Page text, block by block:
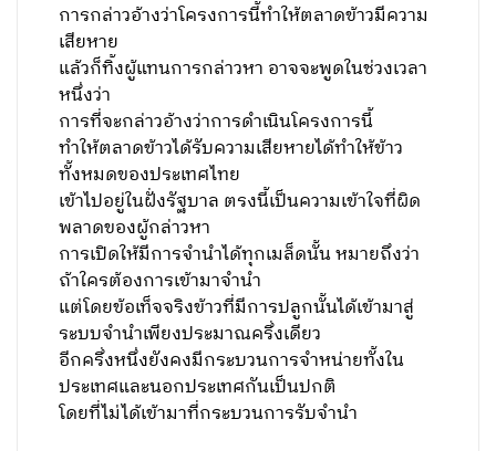
การกล่าวอ้างว่าโครงการนี้ทำให้ตลาดข้าวมีความ
เสียหาย
แล้วก็ทิ้งผู้แทนการกล่าวหา อาจจะพูดในช่วงเวลา
หนึ่งว่า
การที่จะกล่าวอ้างว่าการดำเนินโครงการนี้
ทำให้ตลาดข้าวได้รับความเสียหายได้ทำให้ข้าว
ทั้งหมดของประเทศไทย
เข้าไปอยู่ในฝั่งรัฐบาล ตรงนี้เป็นความเข้าใจที่ผิด
พลาดของผู้กล่าวหา
การเปิดให้มีการจำนำได้ทุกเมล็ดนั้น หมายถึงว่า
ถ้าใครต้องการเข้ามาจำนำ
แต่โดยข้อเท็จจริงข้าวที่มีการปลูกนั้นได้เข้ามาสู่
ระบบจำนำเพียงประมาณครึ่งเดียว
อีกครึ่งหนึ่งยังคงมีกระบวนการจำหน่ายทั้งใน
ประเทศและนอกประเทศกันเป็นปกติ
โดยที่ไม่ได้เข้ามาที่กระบวนการรับจำนำ